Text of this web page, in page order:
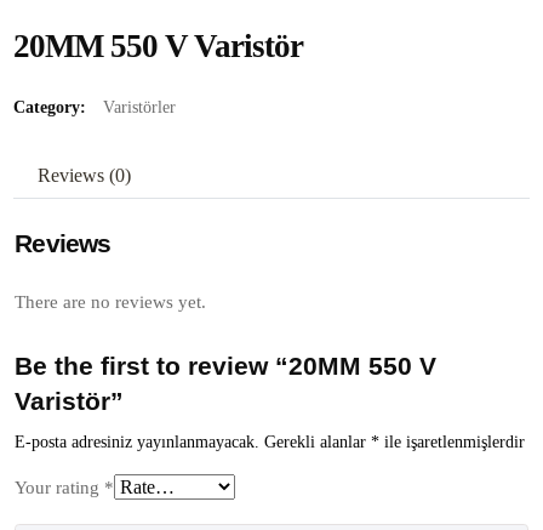
20MM 550 V Varistör
Category: Varistörler
Reviews (0)
Reviews
There are no reviews yet.
Be the first to review “20MM 550 V
Varistör”
E-posta adresiniz yayınlanmayacak. Gerekli alanlar* ile işaretlenmişlerdir
Your rating *